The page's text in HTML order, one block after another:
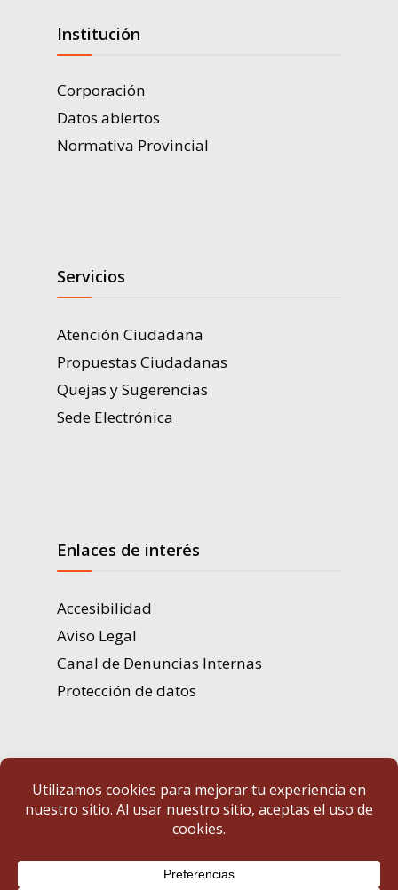
Institución
Corporación
Datos abiertos
Normativa Provincial
Servicios
Atención Ciudadana
Propuestas Ciudadanas
Quejas y Sugerencias
Sede Electrónica
Enlaces de interés
Accesibilidad
Aviso Legal
Canal de Denuncias Internas
Protección de datos